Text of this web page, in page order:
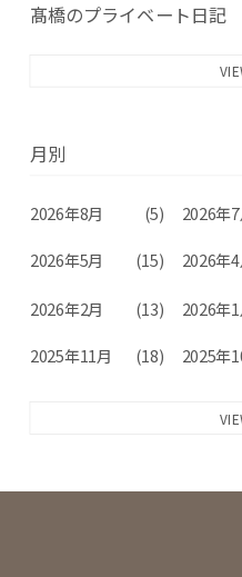
髙橋のプライベート日記
月別
2026年8月 (5) 2026年
2026年5月 (15) 2026年
2026年2月 (13) 2026年
2025年11月 (18) 2025年